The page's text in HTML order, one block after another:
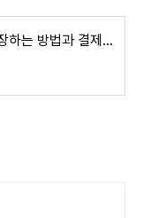
코스트코 회원권 없이 입장하는 방법과 결제하는 방법